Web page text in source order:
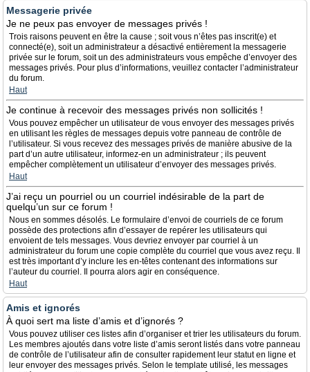
Messagerie privée
Je ne peux pas envoyer de messages privés !
Trois raisons peuvent en être la cause ; soit vous n’êtes pas inscrit(e) et
connecté(e), soit un administrateur a désactivé entièrement la messagerie
privée sur le forum, soit un des administrateurs vous empêche d’envoyer des
messages privés. Pour plus d’informations, veuillez contacter l’administrateur
du forum.
Haut
Je continue à recevoir des messages privés non sollicités !
Vous pouvez empêcher un utilisateur de vous envoyer des messages privés
en utilisant les règles de messages depuis votre panneau de contrôle de
l’utilisateur. Si vous recevez des messages privés de manière abusive de la
part d’un autre utilisateur, informez-en un administrateur ; ils peuvent
empêcher complètement un utilisateur d’envoyer des messages privés.
Haut
J’ai reçu un pourriel ou un courriel indésirable de la part de
quelqu’un sur ce forum !
Nous en sommes désolés. Le formulaire d’envoi de courriels de ce forum
possède des protections afin d’essayer de repérer les utilisateurs qui
envoient de tels messages. Vous devriez envoyer par courriel à un
administrateur du forum une copie complète du courriel que vous avez reçu. Il
est très important d’y inclure les en-têtes contenant des informations sur
l’auteur du courriel. Il pourra alors agir en conséquence.
Haut
Amis et ignorés
À quoi sert ma liste d’amis et d’ignorés ?
Vous pouvez utiliser ces listes afin d’organiser et trier les utilisateurs du forum.
Les membres ajoutés dans votre liste d’amis seront listés dans votre panneau
de contrôle de l’utilisateur afin de consulter rapidement leur statut en ligne et
leur envoyer des messages privés. Selon le template utilisé, les messages